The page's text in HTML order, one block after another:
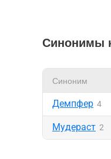
Синонимы
Синоним
Демпфер 4
Мудераст 2